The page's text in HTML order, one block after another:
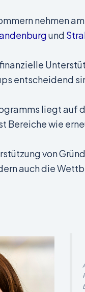
nehmen
und
entscheidend
liegt auf
Bereiche wie
von
auch die